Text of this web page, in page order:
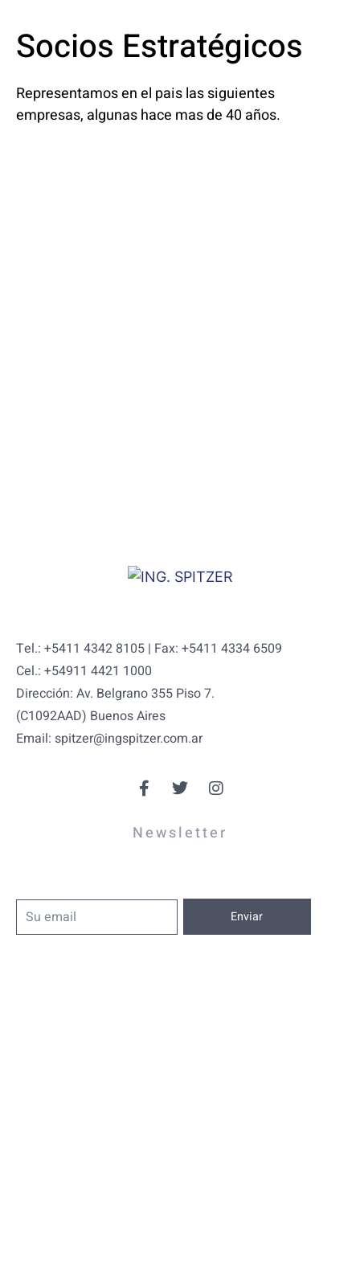
Socios Estratégicos
Representamos en el pais las siguientes
empresas, algunas hace mas de 40 años.
Tel.: +5411 4342 8105 | Fax: +5411 4334 6509
Cel.: +54911 4421 1000
Dirección: Av. Belgrano 355 Piso 7.
(C1092AAD) Buenos Aires
Email: spitzer@ingspitzer.com.ar
Newsletter
Enviar